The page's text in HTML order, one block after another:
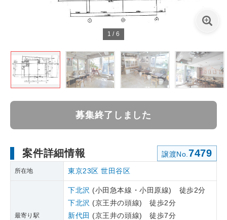
1 / 6
募集終了しました
案件詳細情報 譲渡No. 7479
所在地 東京23区 世田谷区
最寄り駅
下北沢 (小田急本線・小田原線) 徒歩2分
下北沢 (京王井の頭線) 徒歩2分
新代田 (京王井の頭線) 徒歩7分